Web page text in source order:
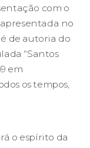
com o
no
de autoria do
“Santos
em
os tempos,
o espírito da